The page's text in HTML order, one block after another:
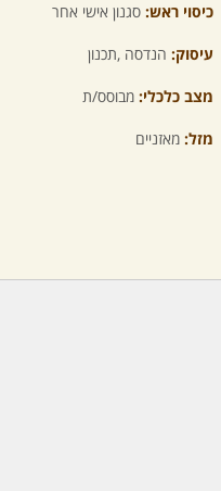
כיסוי ראש: סגנון אישי אחר
עיסוק: הנדסה ,תכנון
מצב כלכלי: מבוסס/ת
מזל: מאזניים